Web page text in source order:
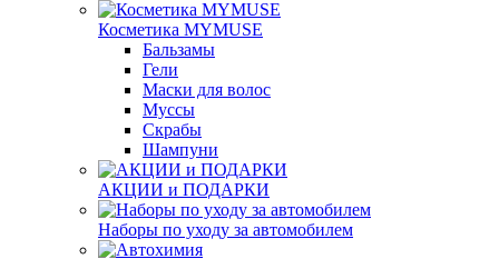
Косметика MYMUSE
Бальзамы
Гели
Маски для волос
Муссы
Скрабы
Шампуни
АКЦИИ и ПОДАРКИ
Наборы по уходу за автомобилем